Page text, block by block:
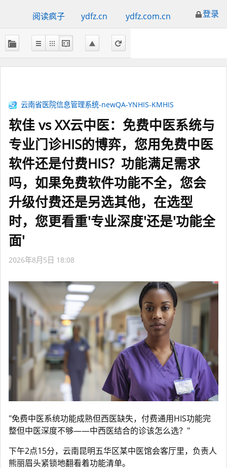
阅读疯子 ydfz.cn ydfz.com.cn 登录
云南省医院信息管理系统-newQA-YNHIS-KMHIS
软佳 vs XX云中医：免费中医系统与
专业门诊HIS的博弈，您用免费中医
软件还是付费HIS？功能满足需求
吗，如果免费软件功能不全，您会
升级付费还是另选其他，在选型
时，您更看重'专业深度'还是'功能全
面'
2026年8月5日 18:08
"免费中医系统功能成熟但西医缺失，付费通用HIS功能完
整但中医深度不够——中西医结合的诊该怎么选？"
下午2点15分，云南昆明五华区某中医馆会客厅里，负责人
熊丽眉头紧锁地翻看着功能清单。